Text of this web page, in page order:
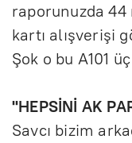
raporunuzda
kartı alışverişi
Şok o bu A101
"HEPSİNİ AK
Savcı bizim